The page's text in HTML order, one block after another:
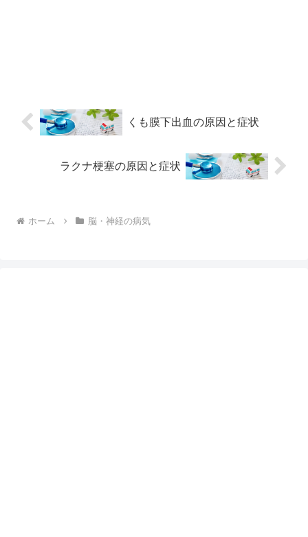
くも膜下出血の原因と症状
ラクナ梗塞の原因と症状
ホーム 脳・神経の病気